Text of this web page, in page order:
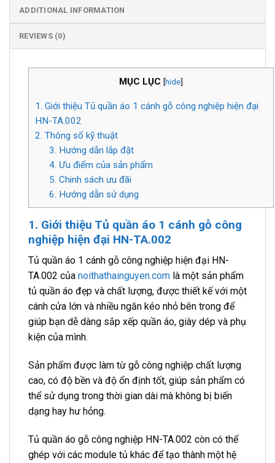
ADDITIONAL INFORMATION
REVIEWS (0)
MỤC LỤC [hide]
1. Giới thiệu Tủ quần áo 1 cánh gỗ công nghiệp hiện đại
HN-TA.002
2. Thông số kỹ thuật
3. Hướng dẫn lắp đặt
4. Ưu điểm của sản phẩm
5. Chinh sách ưu đãi
6. Hướng dẫn sử dụng
1. Giới thiệu Tủ quần áo 1 cánh gỗ công
nghiệp hiện đại HN-TA.002
Tủ quần áo 1 cánh gỗ công nghiệp hiện đại HN-
TA.002 của noithathainguyen.com là một sản phẩm
tủ quần áo đẹp và chất lượng, được thiết kế với một
cánh cửa lớn và nhiều ngăn kéo nhỏ bên trong để
giúp bạn dễ dàng sắp xếp quần áo, giày dép và phụ
kiện của mình.
Sản phẩm được làm từ gỗ công nghiệp chất lượng
cao, có độ bền và độ ổn định tốt, giúp sản phẩm có
thể sử dụng trong thời gian dài mà không bị biến
dạng hay hư hỏng.
Tủ quần áo gỗ công nghiệp HN-TA.002 còn có thể
ghép với các module tủ khác để tạo thành một hệ